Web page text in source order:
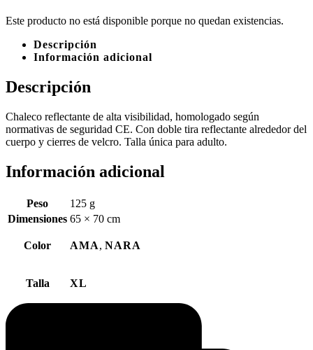
Este producto no está disponible porque no quedan existencias.
Descripción
Información adicional
Descripción
Chaleco reflectante de alta visibilidad, homologado según
normativas de seguridad CE. Con doble tira reflectante alrededor del
cuerpo y cierres de velcro. Talla única para adulto.
Información adicional
Peso
125 g
Dimensiones 65 × 70 cm
Color AMA, NARA
Talla XL